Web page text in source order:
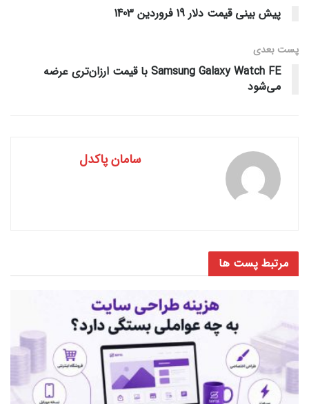
پیش بینی قیمت دلار 19 فروردین 1403
پست‌ بعدی
Samsung Galaxy Watch FE با قیمت ارزان‌تری عرضه
می‌شود
سامان پاکدل
مرتبط پست ها